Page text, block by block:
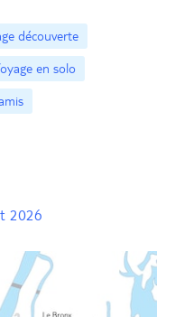
découverte
en solo
2026